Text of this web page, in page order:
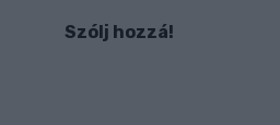
Szólj hozzá!